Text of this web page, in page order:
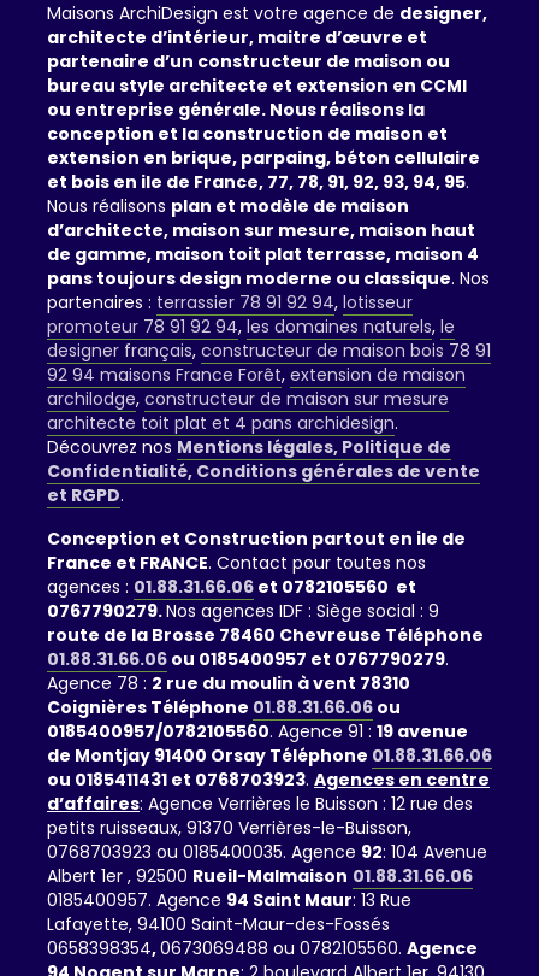
Maisons ArchiDesign est votre agence de designer,
architecte d’intérieur, maitre d’œuvre et
partenaire d’un constructeur de maison ou
bureau style architecte et extension en CCMI
ou entreprise générale. Nous réalisons la
conception et la construction de maison et
extension en brique, parpaing, béton cellulaire
et bois en ile de France, 77, 78, 91, 92, 93, 94, 95.
Nous réalisons plan et modèle de maison
d’architecte, maison sur mesure, maison haut
de gamme, maison toit plat terrasse, maison 4
pans toujours design moderne ou classique. Nos
partenaires : terrassier 78 91 92 94, lotisseur
promoteur 78 91 92 94, les domaines naturels, le
designer français, constructeur de maison bois 78 91
92 94 maisons France Forêt, extension de maison
archilodge, constructeur de maison sur mesure
architecte toit plat et 4 pans archidesign.
Découvrez nos Mentions légales, Politique de
Confidentialité, Conditions générales de vente
et RGPD.
Conception et Construction partout en ile de
France et FRANCE. Contact pour toutes nos
agences : 01.88.31.66.06 et 0782105560 et
0767790279.Nos agences IDF : Siège social : 9
route de la Brosse 78460 Chevreuse Téléphone
01.88.31.66.06 ou 0185400957 et 0767790279.
Agence 78 : 2 rue du moulin à vent 78310
Coignières Téléphone 01.88.31.66.06 ou
0185400957/0782105560. Agence 91 : 19 avenue
de Montjay 91400 Orsay Téléphone 01.88.31.66.06
ou 0185411431 et 0768703923. Agences en centre
d’affaires: Agence Verrières le Buisson : 12 rue des
petits ruisseaux, 91370 Verrières-le-Buisson,
0768703923 ou 0185400035. Agence 92: 104 Avenue
Albert 1er , 92500 Rueil-Malmaison 01.88.31.66.06
0185400957. Agence 94 Saint Maur: 13 Rue
Lafayette, 94100 Saint-Maur-des-Fossés
0658398354,0673069488 ou 0782105560. Agence